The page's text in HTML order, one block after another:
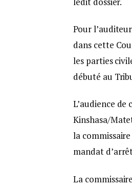
Pour
dans cette
les parties
débuté au
L’audience
Kinshasa/
la
mandat
La